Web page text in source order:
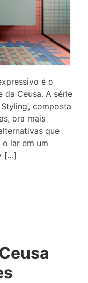
é o
da Ceusa. A série
composta
ora mais
que
lar em um
[…]